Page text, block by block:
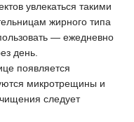
увлекаться такими
жирного типа
— ежедневно
день.
появляется
микротрещины и
следует